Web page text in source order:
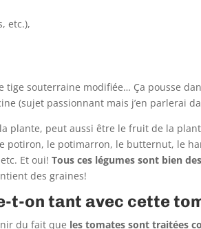
etc.),
tige souterraine modifiée… Ça pousse
(sujet passionnant mais j’en parlerai
plante, peut aussi être le fruit de la
potiron, le potimarron, le butternut, le
Et oui!Tous ces légumes sont bien
des graines!
t-on tant avec cette
du fait que les tomates sont traitées